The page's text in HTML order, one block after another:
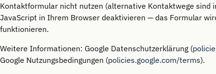
Kontaktformular nicht nutzen (alternative Kontaktwege sind
JavaScript in Ihrem Browser deaktivieren — das Formular
funktionieren.
Weitere Informationen: Google Datenschutzerklärung (
Google Nutzungsbedingungen (policies.google.com/terms).